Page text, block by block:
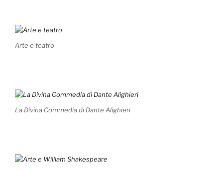
Arte e teatro
La Divina Commedia di Dante Alighieri